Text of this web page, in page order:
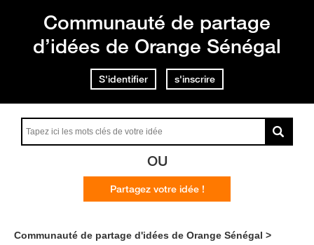
Communauté de partage
d’idées de Orange Sénégal
S'identifier s'inscrire
OU
Partagez votre idée !
Communauté de partage d'idées de Orange Sénégal